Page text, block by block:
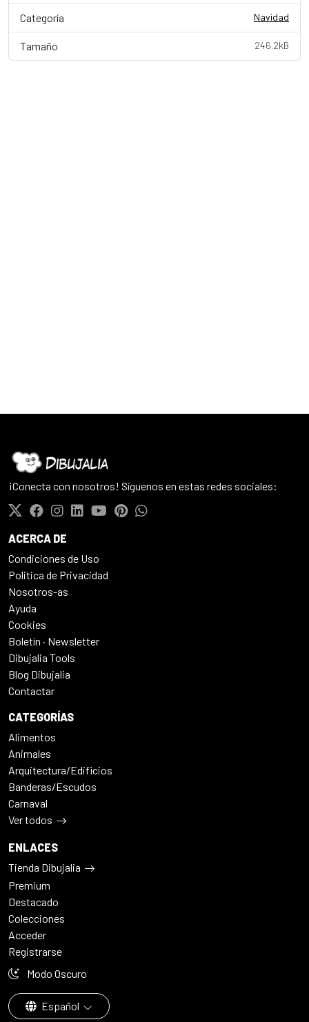
Categoría Navidad
Tamaño 246.2kB
¡Conecta con nosotros! Síguenos en estas redes sociales:
ACERCA DE
Condiciones de Uso
Politica de Privacidad
Nosotros-as
Ayuda
Cookies
Boletín · Newsletter
Dibujalia Tools
Blog Dibujalia
Contactar
CATEGORÍAS
Alimentos
Animales
Arquitectura/Edificios
Banderas/Escudos
Carnaval
Ver todos
ENLACES
Tienda Dibujalia
Premium
Destacado
Colecciones
Acceder
Registrarse
Modo Oscuro
Español